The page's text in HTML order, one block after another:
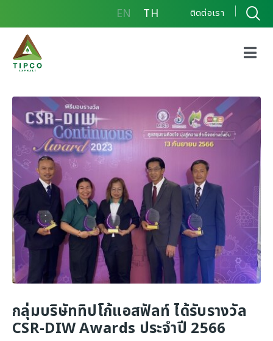
EN TH ติดต่อเรา
กลุ่มบริษัททิปโก้แอสฟัลท์
ได้รับรางวัล CSR-DIW
Awards ประจำปี 2566
กลุ่มบริษัททิปโก้แอสฟัลท์ ได้รับรางวัล
CSR-DIW Awards ประจำปี 2566